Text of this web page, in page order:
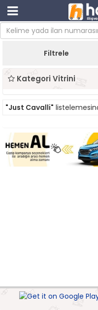
Filtrele
Kategori Vitrini
"Just Cavalli"